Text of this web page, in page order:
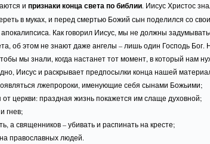
ипризнаки конца света по библии. Иисус Христос
в муках, и перед смертью Божий сын поделился со
Как говорил Иисус, мы не должны
об этом не знают даже ангелы – лишь один Господь Бог.
мы знали, когда настанет тот момент, в который нам
Иисус и раскрывает предпосылки конца нашей
лжепророки, именующие себя сынами Божьими;
от церкви: праздная жизнь покажется им слаще духовной;
гнев;
а священников – убивать и распинать на кресте;
православных людей.